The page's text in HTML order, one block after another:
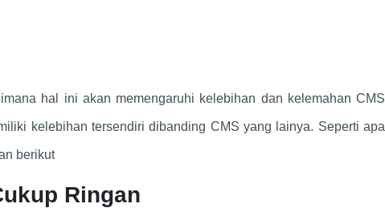
hal ini akan memengaruhi kelebihan dan kelemahan CMS
kelebihan tersendiri dibanding CMS yang lainya. Seperti apa
berikut
Ringan